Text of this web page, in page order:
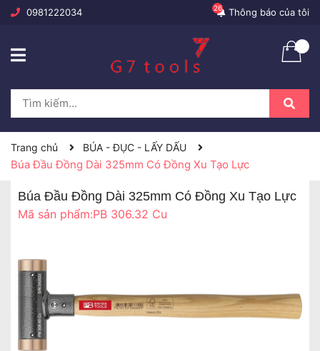
0981222034 Thông báo của tôi
26
Trang chủ BÚA - ĐỤC - LẤY DẤU
Búa Đầu Đồng Dài 325mm Có Đồng Xu Tạo Lực
Búa Đầu Đồng Dài 325mm Có Đồng Xu Tạo Lực
Mã sản phẩm:PB 306.32 Cu